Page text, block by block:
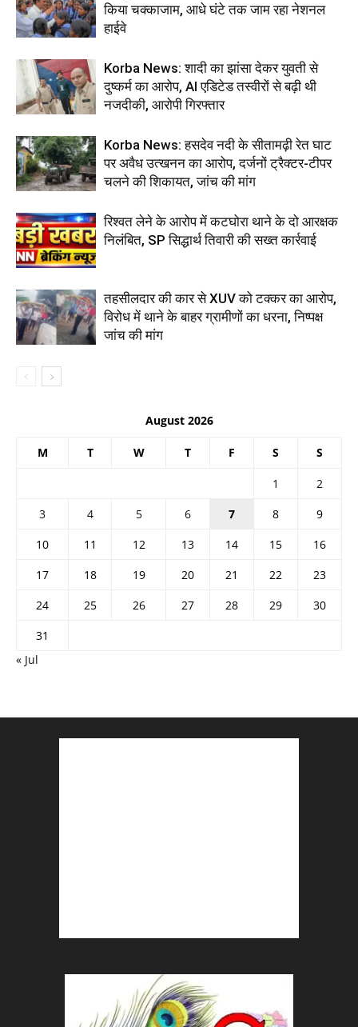
किया चक्काजाम, आधे घंटे तक जाम रहा नेशनल
हाईवे
Korba News: शादी का झांसा देकर युवती से
दुष्कर्म का आरोप, AI एडिटेड तस्वीरों से बढ़ी थी
नजदीकी, आरोपी गिरफ्तार
Korba News: हसदेव नदी के सीतामढ़ी रेत घाट
पर अवैध उत्खनन का आरोप, दर्जनों ट्रैक्टर-टीपर
चलने की शिकायत, जांच की मांग
रिश्वत लेने के आरोप में कटघोरा थाने के दो आरक्षक
निलंबित, SP सिद्धार्थ तिवारी की सख्त कार्रवाई
तहसीलदार की कार से XUV को टक्कर का आरोप,
विरोध में थाने के बाहर ग्रामीणों का धरना, निष्पक्ष
जांच की मांग
August 2026
M T W T F S S
1
2
3
4 5 6 7 8
9
10
11 12 13 14 15
16
17
18 19 20 21 22
23
24
25 26 27 28 29
30
31
« Jul